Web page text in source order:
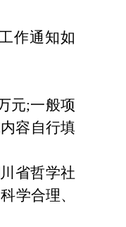
作通知如
元;一般项
容自行填
省哲学社
学合理、